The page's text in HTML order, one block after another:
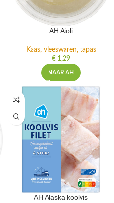
AH Aioli
Kaas, vleeswaren, tapas
€1,29
NAAR AH
AH Alaska koolvis